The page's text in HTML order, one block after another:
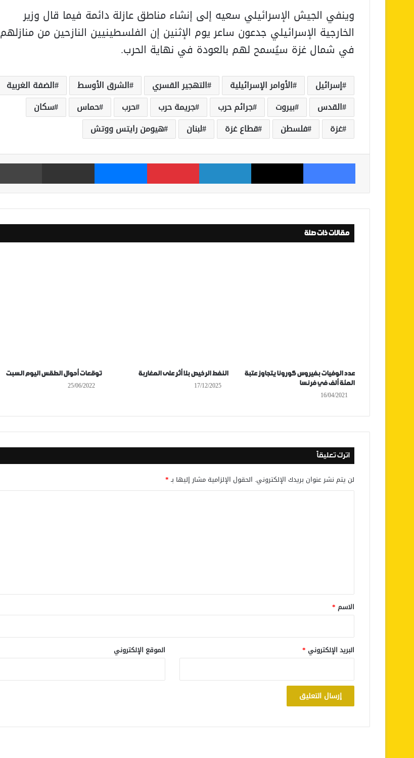
وينفي الجيش الإسرائيلي سعيه إلى إنشاء مناطق عازلة دائمة فيما قال وزير
الخارجية الإسرائيلي جدعون ساعر يوم الإثنين إن الفلسطينيين النازحين من منازلهم
في شمال غزة سيُسمح لهم بالعودة في نهاية الحرب.
إسرائيل الأوامر الإسرائيلية التهجير القسري الشرق الأوسط
الضفة الغربية
القدس
بيروت جرائم حرب جريمة حرب حرب حماس
سكان
غزة
فلسطن قطاع غزة لبنان هيومن رايتس ووتش
فيسبوك ‫X لينكدإن بينتيريست ماسنجر مشاركة عبر البريد
مقالات ذات صلة
عدد الوفيات بفيروس كورونا يتجاوز عتبة
المئة ألف في فرنسا
16/04/2021
النفط الرخيص بلا أثر على المغاربة
17/12/2025
توقعات أحوال الطقس اليوم السبت
25/06/2022
اترك تعليقاً
لن يتم نشر عنوان بريدك الإلكتروني. الحقول الإلزامية مشار إليها بـ*
*
الاسم *
البريد الإلكتروني * الموقع الإلكتروني